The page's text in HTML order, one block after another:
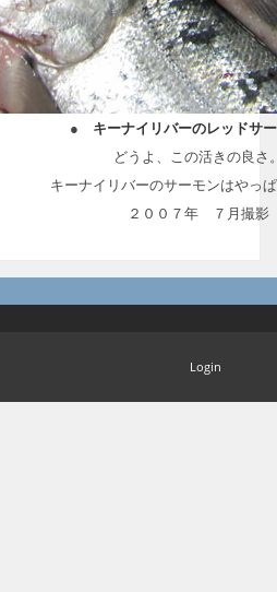
● キーナイリバーのレッド
どうよ、この活きの良さ
キーナイリバーのサーモンはやっ
２００７年 ７月撮影
Login